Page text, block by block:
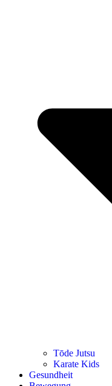
Tōde Jutsu
Kara­te Kids
Gesund­heit